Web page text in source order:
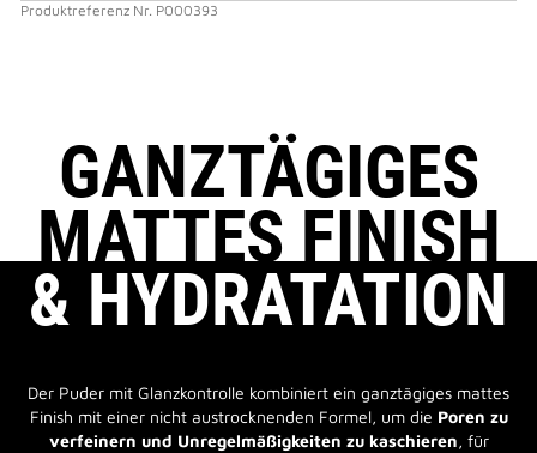
Produktreferenz Nr. P000393
GANZTÄGIGES
MATTES FINISH
& HYDRATATION
Der Puder mit Glanzkontrolle kombiniert ein ganztägiges mattes
Finish mit einer nicht austrocknenden Formel, um die Poren zu
verfeinern und Unregelmäßigkeiten zu kaschieren, für